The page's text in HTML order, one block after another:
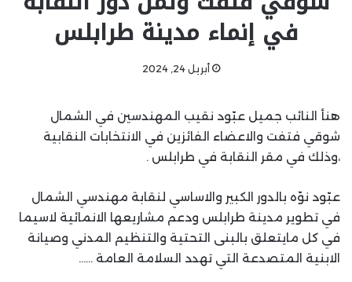
في إنماء مدينة طرابلس
أبريل 24, 2024
هنأ النائب جميل عبّود نقيب المهندسين في الشمال
شوقي فتفت والاعضاء الفائزين في الانتخابات النقابية
،وذلك في مقر النقابة في طرابلس .
عبّود نوّه بالدور الكبير والاساسي لنقابة مهندسي الشمال
في تطوير مدينة طرابلس ودعم مشاريعها الانمائية لاسيما
في كل مايتعلق بالبنى التحتية والتنظيم المدني وصيانة
الابنية المتصدعة التي تهدد السلامة العامة ……